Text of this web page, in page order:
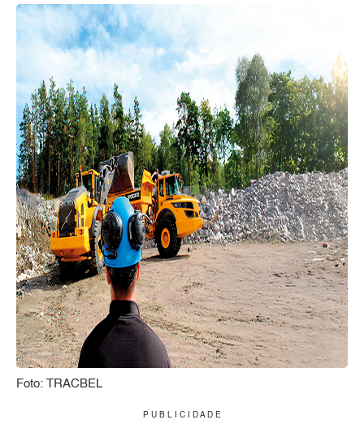
Foto: TRACBEL
P U B L I C I D A D E